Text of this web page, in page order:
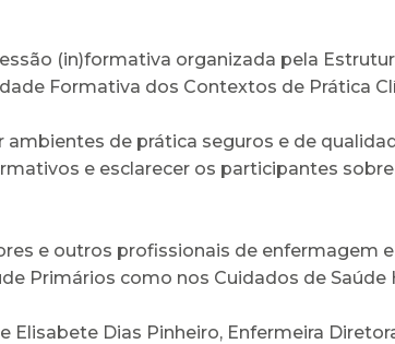
(in)formativa organizada pela
Formativa dos Contextos de Prática
de prática seguros e de
e esclarecer os participantes
e outros profissionais de enfermagem
Primários como nos Cuidados de Saúde
Dias Pinheiro, Enfermeira